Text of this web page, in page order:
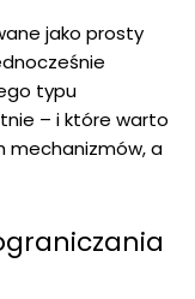
jako prosty
typu
– i które warto
mechanizmów, a